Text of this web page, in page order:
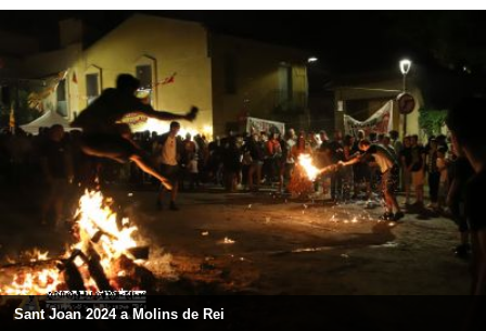
Sant Joan 2024 a Molins de Rei